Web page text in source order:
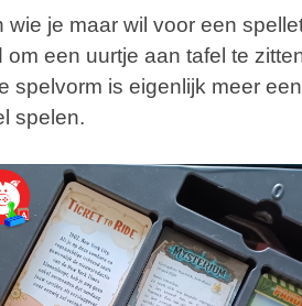
wie je maar wil voor een
een uurtje aan tafel te
spelvorm is eigenlijk meer
spelen.